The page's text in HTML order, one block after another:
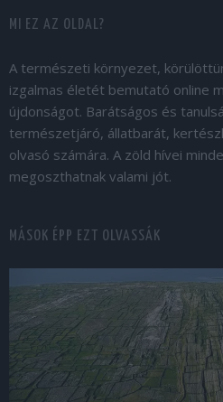
MI EZ AZ OLDAL?
A természeti környezet,
izgalmas életét bemutató online
újdonságot. Barátságos és
természetjáró, állatbarát,
olvasó számára. A zöld hívei
megoszthatnak valami jót.
MÁSOK ÉPP EZT OLVASSÁK